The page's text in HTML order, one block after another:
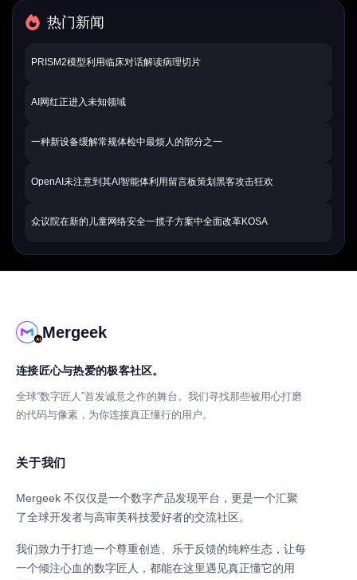
热门新闻
PRISM2模型利用临床对话解读病理切片
AI网红正进入未知领域
一种新设备缓解常规体检中最烦人的部分之一
OpenAI未注意到其AI智能体利用留言板策划黑客攻击狂欢
众议院在新的儿童网络安全一揽子方案中全面改革KOSA
Mergeek
连接匠心与热爱的极客社区。
全球“数字匠人”首发诚意之作的舞台。我们寻找那些被用心打磨
的代码与像素，为你连接真正懂行的用户。
关于我们
Mergeek 不仅仅是一个数字产品发现平台，更是一个汇聚
了全球开发者与高审美科技爱好者的交流社区。
我们致力于打造一个尊重创造、乐于反馈的纯粹生态，让每
一个倾注心血的数字匠人，都能在这里遇见真正懂它的用